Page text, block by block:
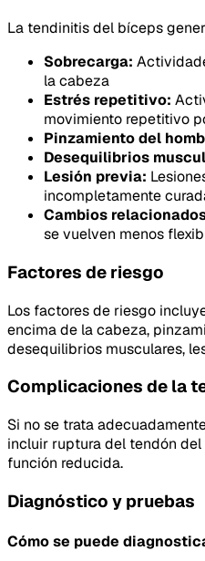
La tendinitis del bíceps
Sobrecarga:
la cabeza
Estrés repetitivo:
movimiento repetitivo
Pinzamiento del
Desequilibrios
Lesión previa:
incompletamente
Cambios
se vuelven menos
Factores de riesgo
Los factores de riesgo
encima de la cabeza,
desequilibrios musculares,
Complicaciones de la
Si no se trata
incluir ruptura del tendón
función reducida.
Diagnóstico y pruebas
Cómo se puede